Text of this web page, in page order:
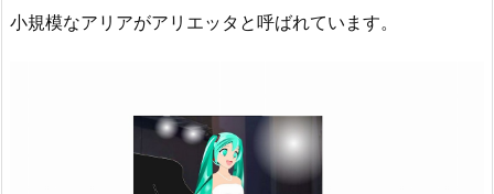
小規模なアリアがアリエッタと呼ばれています。